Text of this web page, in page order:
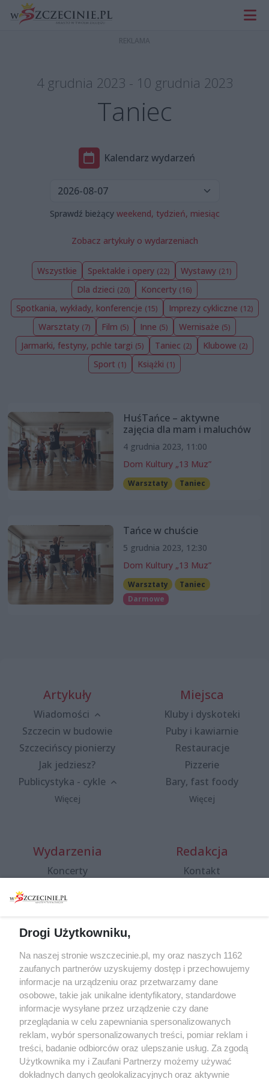
4 grudnia 2023 - 10 grudnia 2023
Taniec
Kalendarz wydarzeń
Sprawdź bieżący weekend, tydzień, miesiąc
Zobacz artykuły o wydarzeniach
Wszystkie Spektakle i opery (22) Wystawy (21)
Dla dzieci (20) Koncerty (16)
Spotkania, wykłady, konferencje (15) Imprezy cykliczne (12)
Warsztaty (7) Film (5) Inne (5) Wernisaże (5)
Jarmarki, festyny, pchle targi (5) Taniec (2) Klubowe (2)
Sport (1) Książki (1)
HuśTańce – aktywne
zajęcia dla mam i maluchów
4 grudnia 2023, 11:00
Dom Kultury „13 Muz”
Warsztaty Taniec
Tańce w chuście
5 grudnia 2023, 12:30
Dom Kultury „13 Muz”
Warsztaty
Taniec
Darmowe
Artykuły
Wiadomości
Szczecin w budowie
Szczecińscy pionierzy
Jak jedziesz?
Publicystyka - cykle
Więcej
Miejsca
Kluby i dyskoteki
Puby i kawiarnie
Restauracje
Pizzerie
Bary, fast foody
Więcej
Wydarzenia
Koncerty
Spacery i oprowadzania
targi
Wernisaże
Więcej
Redakcja
Kontakt
Specjalny koncert z okazji
20. urodzin portalu
wSzczecinie.pl
Regulamin konkursów
śniadaniówka "Hej
Szczecin! Jest piątek!"
Drogi Użytkowniku,
Na naszej stronie wszczecinie.pl, my oraz naszych 1162
zaufanych partnerów uzyskujemy dostęp i przechowujemy
informacje na urządzeniu oraz przetwarzamy dane
osobowe, takie jak unikalne identyfikatory, standardowe
informacje wysyłane przez urządzenie czy dane
przeglądania w celu zapewniania spersonalizowanych
reklam, wybór spersonalizowanych treści, pomiar reklam i
treści, badanie odbiorców oraz ulepszanie usług. Za zgodą
Użytkownika my i Zaufani Partnerzy możemy używać
dokładnych danych geolokalizacyjnych oraz aktywnie